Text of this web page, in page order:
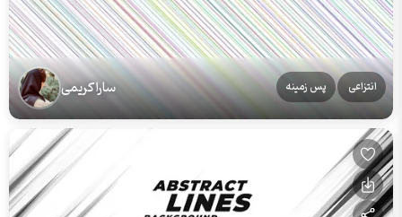
انتزاعی پس زمینه سارا کریمی